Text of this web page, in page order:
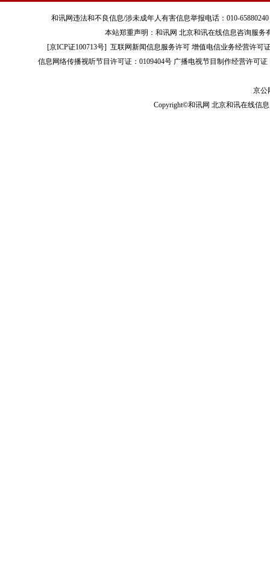
和讯网违法和不良信息/涉未成年人有害信息举报电话：010-
本站郑重声明：和讯网 北京和讯在线信息咨询服
[京ICP证100713号]互联网新闻信息服务许可 增值电信业务经营许可
信息网络传播视听节目许可证：0109404号 广播电视节目制作经营许可证
京公
Copyright©和讯网 北京和讯在线信